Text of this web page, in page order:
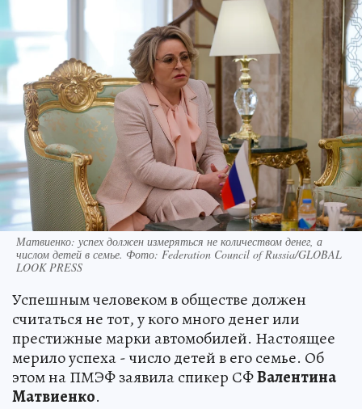
Матвиенко: успех должен измеряться не количеством денег, а
числом детей в семье. Фото: Federation Council of Russia/GLOBAL
LOOK PRESS
Успешным человеком в обществе должен
считаться не тот, у кого много денег или
престижные марки автомобилей. Настоящее
мерило успеха - число детей в его семье. Об
этом на ПМЭФ заявила спикер СФВалентина
Матвиенко.